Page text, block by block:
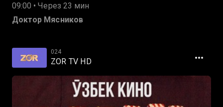
09:00 • Через 23 мин
Доктор Мясников
024
ZOR TV HD